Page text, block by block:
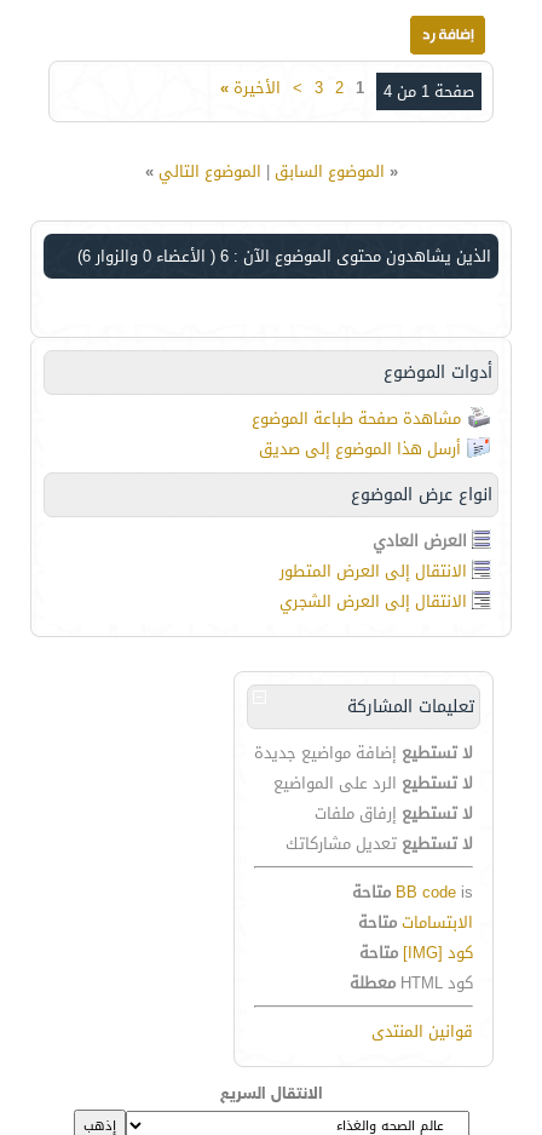
صفحة 1 من 4 1
2
3
> الأخيرة»
« الموضوع السابق| الموضوع التالي»
الذين يشاهدون محتوى الموضوع الآن : 6 ( الأعضاء 0 والزوار 6)
أدوات الموضوع
مشاهدة صفحة طباعة الموضوع
أرسل هذا الموضوع إلى صديق
انواع عرض الموضوع
العرض العادي
الانتقال إلى العرض المتطور
الانتقال إلى العرض الشجري
تعليمات المشاركة
لا تستطيع إضافة مواضيع جديدة
لا تستطيع الرد على المواضيع
لا تستطيع إرفاق ملفات
لا تستطيع تعديل مشاركاتك
BB code is
متاحة
الابتساماتمتاحة
كود [IMG]
متاحة
كود HTML
معطلة
قوانين المنتدى
الانتقال السريع